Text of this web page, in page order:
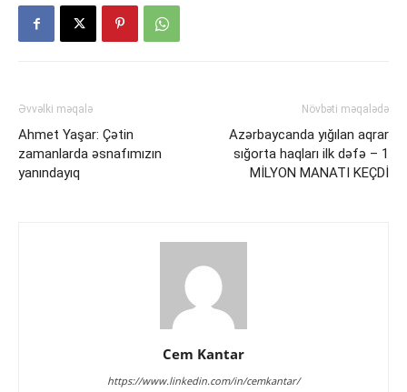
Əvvəlki məqalə
Ahmet Yaşar: Çətin
zamanlarda əsnafımızın
yanındayıq
Növbəti məqalədə
Azərbaycanda yığılan aqrar
sığorta haqları ilk dəfə – 1
MİLYON MANATI KEÇDİ
Cem Kantar
https://www.linkedin.com/in/cemkantar/